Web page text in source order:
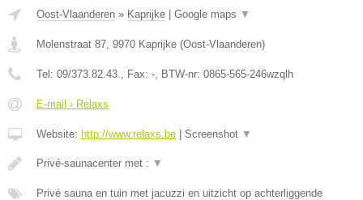
Oost-Vlaanderen » Kaprijke | Google maps ▼
Molenstraat 87 9970 Kaprijke (Oost-Vlaanderen)
Tel: 09/373.82.43. , Fax: - , BTW-nr: 0865-565-246wzqlh
E-mail › Relaxs
Website: http://www.relaxs.be | Screenshot ▼
Privé-saunacenter met : ▼
Privé sauna en tuin met jacuzzi en uitzicht op achterliggende